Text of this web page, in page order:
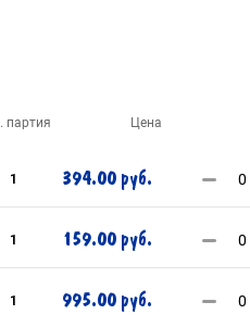
партия Цена
1 394.00 руб.
1 159.00 руб.
1 995.00 руб.